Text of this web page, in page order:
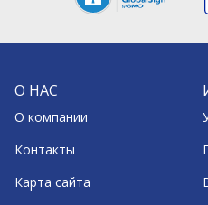
О НАС
О компании
Контакты
Карта сайта